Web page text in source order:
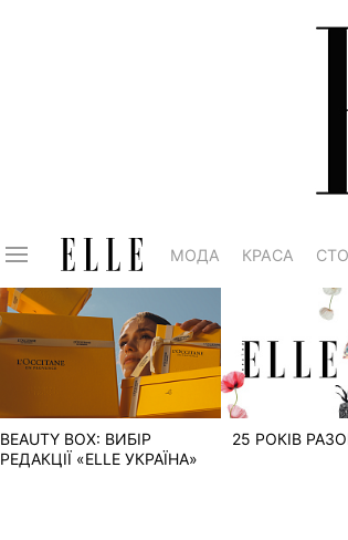
МОДА КРАСА
BEAUTY BOX: ВИБІР
РЕДАКЦІЇ «ELLE УКРАЇНА»
25 РОКІВ